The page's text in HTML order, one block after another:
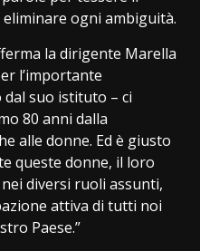
ogni ambiguità.
la dirigente Marella
l’importante
suo istituto – ci
80 anni dalla
alle donne. Ed è giusto
queste donne, il loro
diversi ruoli assunti,
attiva di tutti noi
Paese.”